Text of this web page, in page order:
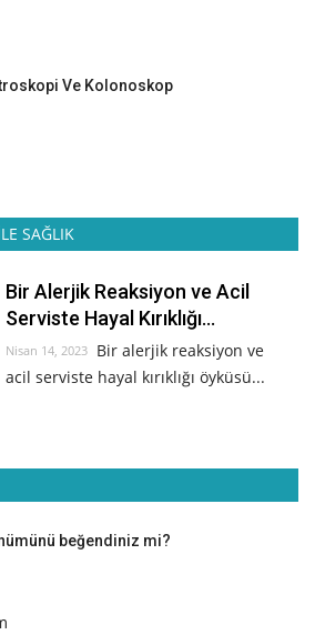
Ve Kolonoskop
SAĞLIK
Bir Alerjik Reaksiyon ve Acil
Serviste Hayal Kırıklığı...
Nisan 14, 2023 Bir alerjik reaksiyon ve
acil serviste hayal kırıklığı öyküsü...
beğendiniz mi?